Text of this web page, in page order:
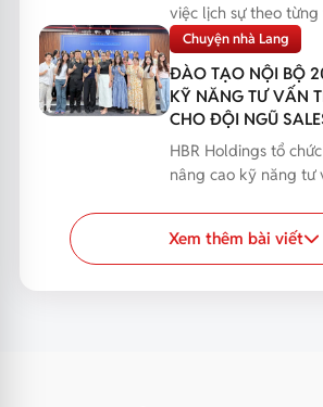
việc lịch sự theo
bạn phản hồi...
Chuyện nhà Lang
ĐÀO TẠO NỘI BỘ
KỸ NĂNG TƯ VẤN
CHO ĐỘI NGŨ
HBR Holdings tổ
nâng cao kỹ năng tư
Xem thêm bài viết